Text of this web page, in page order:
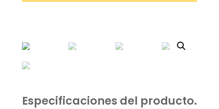
Especificaciones del producto.